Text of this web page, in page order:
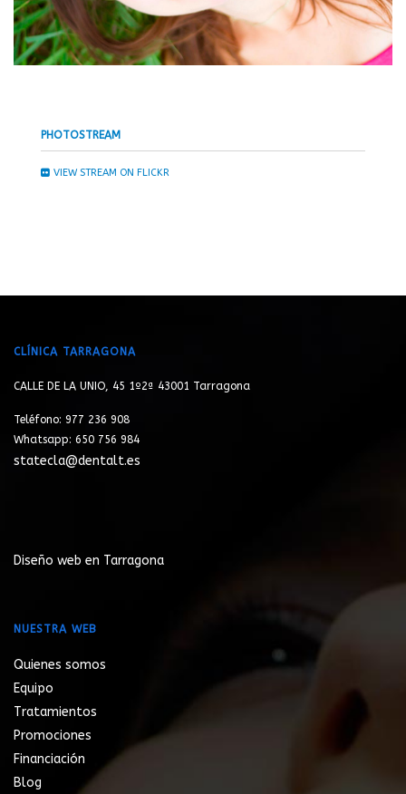
PHOTOSTREAM
VIEW STREAM ON FLICKR
CLÍNICA TARRAGONA
CALLE DE LA UNIO, 45 1º2ª 43001 Tarragona
Teléfono: 977 236 908
Whatsapp: 650 756 984
statecla@dentalt.es
Diseño web en Tarragona
NUESTRA WEB
Quienes somos
Equipo
Tratamientos
Promociones
Financiación
Blog